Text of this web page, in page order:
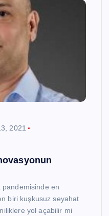
2021
en
biri kuşkusuz seyahat
yol açabilir mi